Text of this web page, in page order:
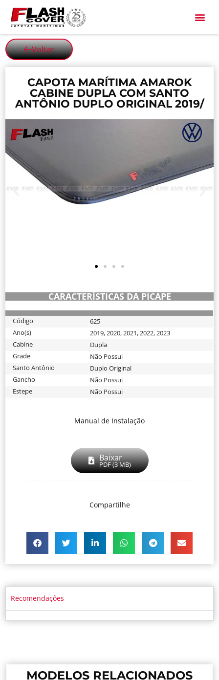
Voltar
CAPOTA MARÍTIMA AMAROK
CABINE DUPLA COM SANTO
ANTÔNIO DUPLO ORIGINAL 2019/
CARACTERÍSTICAS DA PICAPE
Código
625
Ano(s)
2019,2020,2021,2022,2023
Cabine
Dupla
Grade
Não Possui
Santo Antônio
Duplo Original
Gancho
Não Possui
Estepe
Não Possui
Manual de Instalação
Baixar
PDF (3 MB)
Compartilhe
Recomendações
MODELOS RELACIONADOS